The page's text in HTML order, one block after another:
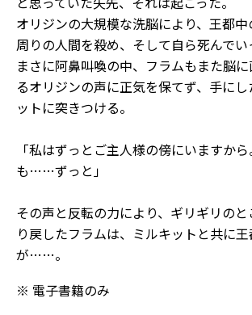
オリジンの大規模な洗脳により、王都中
周りの人間を殺め、そして自ら死んでい
まさに阿鼻叫喚の中、フラムもまた脳
るオリジンの声に正気を保てず、手に
ットに突きつける。
「私はずっとご主人様の傍にいますか
も……ずっと」
その声と反転の力により、ギリギリの
り戻したフラムは、ミルキットと共に
が……。
※ 電子書籍のみ